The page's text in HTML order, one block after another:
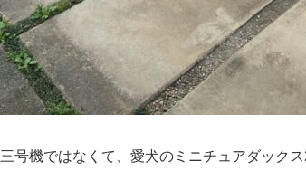
三号機ではなくて、愛犬のミニチュアダック